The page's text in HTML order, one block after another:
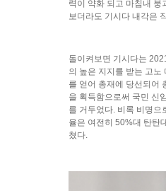
력이 약화 되고 마침내 붕
보더라도 기시다 내각은
돌이켜보면 기시다는
의 높은 지지를 받는 고
를 얻어 총재에 당선되어
을 획득함으로써 국민 신
를 거두었다. 비록 비명
율은 여전히 50%대 탄탄
쳤다.